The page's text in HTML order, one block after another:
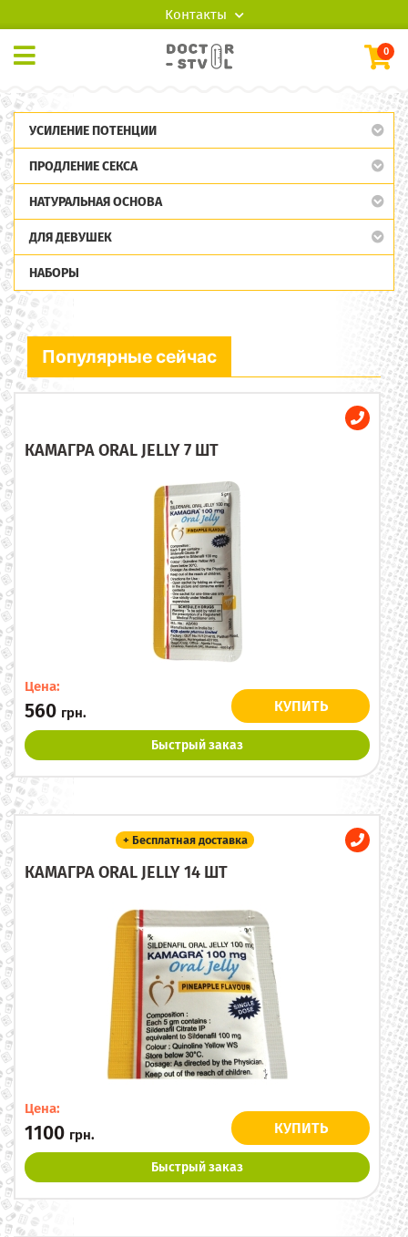
Контакты
0
УСИЛЕНИЕ ПОТЕНЦИИ
ПРОДЛЕНИЕ СЕКСА
НАТУРАЛЬНАЯ ОСНОВА
ДЛЯ ДЕВУШЕК
НАБОРЫ
Популярные сейчас
КАМАГРА ORAL JELLY 7 ШТ
Цена:
560 грн. КУПИТЬ
Быстрый заказ
+ Бесплатная доставка
КАМАГРА ORAL JELLY 14 ШТ
Цена:
1100 грн. КУПИТЬ
Быстрый заказ